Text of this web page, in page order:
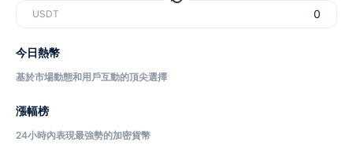
USDT
今日熱幣
基於市場動態和用戶互動的頂尖選擇
漲幅榜
24小時內表現最強勢的加密貨幣